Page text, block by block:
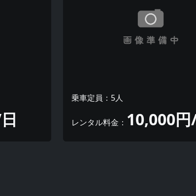
乗車定員：5人
レンタル料金： 10,000円